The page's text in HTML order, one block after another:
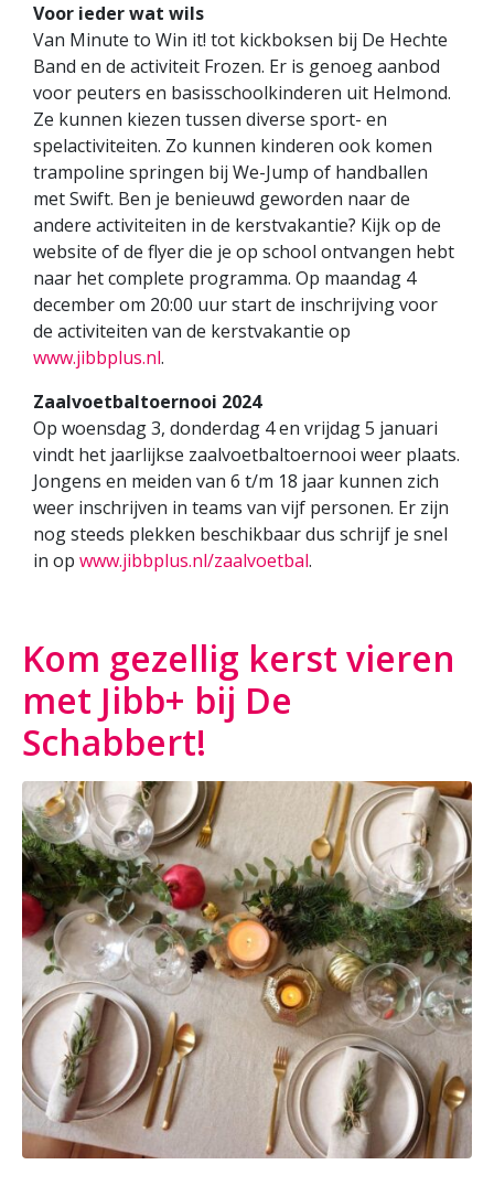
Voor ieder wat wils
Van Minute to Win it! tot kickboksen bij De Hechte
Band en de activiteit Frozen. Er is genoeg aanbod
voor peuters en basisschoolkinderen uit Helmond.
Ze kunnen kiezen tussen diverse sport- en
spelactiviteiten. Zo kunnen kinderen ook komen
trampoline springen bij We-Jump of handballen
met Swift. Ben je benieuwd geworden naar de
andere activiteiten in de kerstvakantie? Kijk op de
website of de flyer die je op school ontvangen hebt
naar het complete programma. Op maandag 4
december om 20:00 uur start de inschrijving voor
de activiteiten van de kerstvakantie op
www.jibbplus.nl.
Zaalvoetbaltoernooi 2024
Op woensdag 3, donderdag 4 en vrijdag 5 januari
vindt het jaarlijkse zaalvoetbaltoernooi weer plaats.
Jongens en meiden van 6 t/m 18 jaar kunnen zich
weer inschrijven in teams van vijf personen. Er zijn
nog steeds plekken beschikbaar dus schrijf je snel
in op www.jibbplus.nl/zaalvoetbal.
Kom gezellig kerst vieren
met Jibb+ bij De
Schabbert!